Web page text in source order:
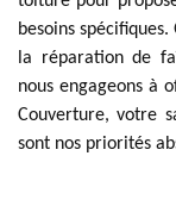
besoins
la réparation de
nous engageons à
Couverture, votre
sont nos priorités